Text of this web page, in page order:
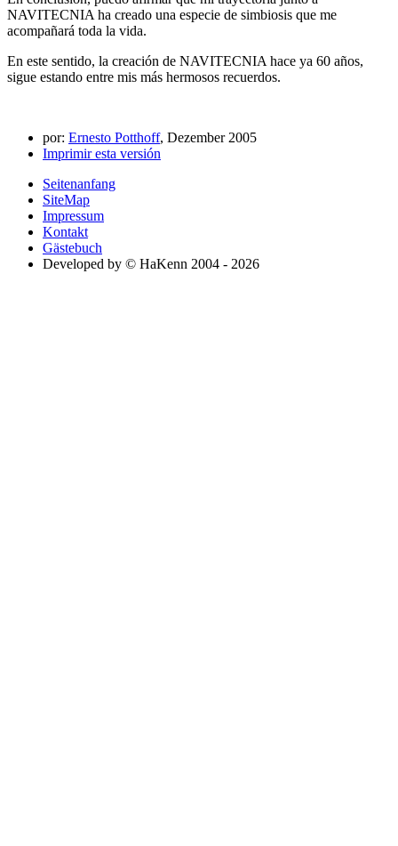
NAVITECNIA ha creado una especie de simbiosis que me
acompañará toda la vida.
En este sentido, la creación de NAVITECNIA hace ya 60 años,
sigue estando entre mis más hermosos recuerdos.
por: Ernesto Potthoff, Dezember 2005
Imprimir esta versión
Seitenanfang
SiteMap
Impressum
Kontakt
Gästebuch
Developed by © HaKenn 2004 - 2026